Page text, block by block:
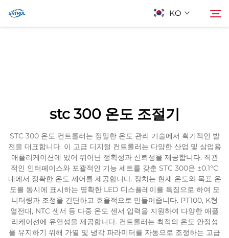
KO
stc 300 온도 조절기
STC 300 온도 컨트롤러는 정밀한 온도 관리 기술에서 획기적인 발
전을 대표합니다. 이 고급 디지털 컨트롤러는 다양한 산업 및 상업용
애플리케이션에 있어 뛰어난 정확성과 신뢰성을 제공합니다. 직관
적인 인터페이스와 포괄적인 기능 세트를 갖춘 STC 300은 ±0.1°C
내에서 정확한 온도 제어를 제공합니다. 장치는 현재 온도와 목표 온
도를 동시에 표시하는 명확한 LED 디스플레이를 특징으로 하여 모
니터링과 조정을 간단하고 효율적으로 만들어줍니다. PT100, K형
열전대, NTC 센서 등 다중 온도 센서 입력을 지원하여 다양한 애플
리케이션에 유연성을 제공합니다. 컨트롤러는 최적의 온도 안정성
을 유지하기 위해 가열 및 냉각 파라미터를 자동으로 조정하는 고급